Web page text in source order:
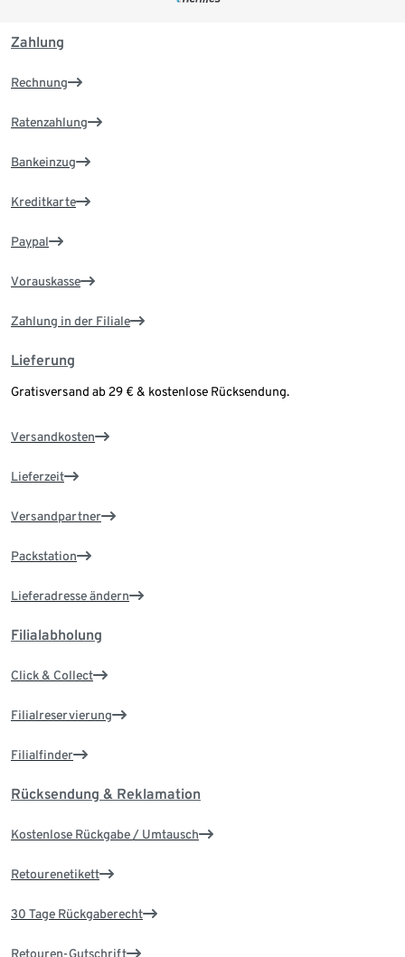
Zahlung
Rechnung
Ratenzahlung
Bankeinzug
Kreditkarte
Paypal
Vorauskasse
Zahlung in der Filiale
Lieferung
Gratisversand ab 29 € & kostenlose Rücksendung.
Versandkosten
Lieferzeit
Versandpartner
Packstation
Lieferadresse ändern
Filialabholung
Click & Collect
Filialreservierung
Filialfinder
Rücksendung & Reklamation
Kostenlose Rückgabe / Umtausch
Retourenetikett
30 Tage Rückgaberecht
Retouren-Gutschrift